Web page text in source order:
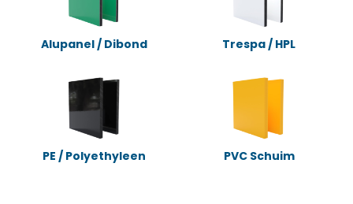
Alupanel / Dibond Trespa / HPL
PE / Polyethyleen PVC Schuim